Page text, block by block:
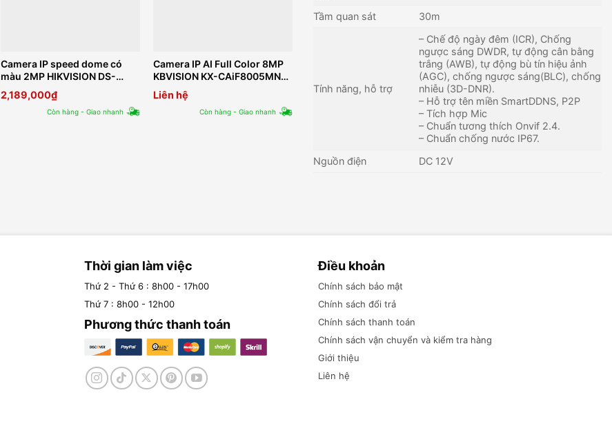
Camera IP speed dome có
màu 2MP HIKVISION DS-
2DE2C200SCG-E
2,189,000₫
Còn hàng - Giao nhanh
Camera IP AI Full Color 8MP
KBVISION KX-CAiF8005MN2-
TiF-A
Liên hệ
Còn hàng - Giao nhanh
Camera IP Mini PT Smart
Hybird Light 4MP HIKVISION
DS-2DE2C400MWG-E
1,010,000₫
Còn hàng - Giao nhanh
Camera IP Ai 2MP KBVISION
KX-DAi2203N-EAB
Liên hệ
Tầm quan sát 30m
Tính năng, hỗ trợ
– Chế độ ngày đêm (ICR), Chống
ngược sáng DWDR, tự động cân bằng
trắng (AWB), tự động bù tín hiệu ảnh
(AGC), chống ngược sáng(BLC), chống
nhiễu (3D-DNR).
– Hỗ trợ tên miền SmartDDNS, P2P
– Tích hợp Mic
– Chuẩn tương thích Onvif 2.4.
– Chuẩn chống nước IP67.
Nguồn điện
DC 12V
Thời gian làm việc
Thứ 2 - Thứ 6 : 8h00 - 17h00
Thứ 7 : 8h00 - 12h00
Phương thức thanh toán
Điều khoản
Chính sách bảo mật
Chính sách đổi trả
Chính sách thanh toán
Chính sách vận chuyển và kiểm tra hàng
Giới thiệu
Liên hệ